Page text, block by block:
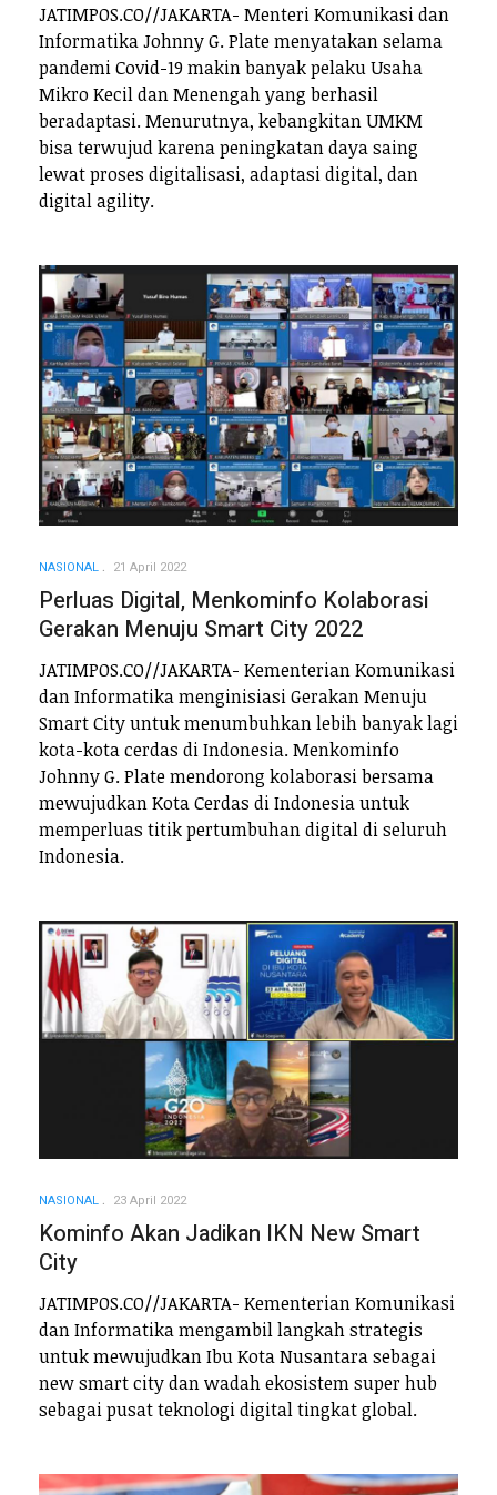
JATIMPOS.CO//JAKARTA- Menteri Komunikasi dan
Informatika Johnny G. Plate menyatakan selama
pandemi Covid-19 makin banyak pelaku Usaha
Mikro Kecil dan Menengah yang berhasil
beradaptasi. Menurutnya, kebangkitan UMKM
bisa terwujud karena peningkatan daya saing
lewat proses digitalisasi, adaptasi digital, dan
digital agility.
NASIONAL 21 April 2022
Perluas Digital, Menkominfo Kolaborasi
Gerakan Menuju Smart City 2022
JATIMPOS.CO//JAKARTA- Kementerian Komunikasi
dan Informatika menginisiasi Gerakan Menuju
Smart City untuk menumbuhkan lebih banyak lagi
kota-kota cerdas di Indonesia. Menkominfo
Johnny G. Plate mendorong kolaborasi bersama
mewujudkan Kota Cerdas di Indonesia untuk
memperluas titik pertumbuhan digital di seluruh
Indonesia.
NASIONAL 23 April 2022
Kominfo Akan Jadikan IKN New Smart
City
JATIMPOS.CO//JAKARTA- Kementerian Komunikasi
dan Informatika mengambil langkah strategis
untuk mewujudkan Ibu Kota Nusantara sebagai
new smart city dan wadah ekosistem super hub
sebagai pusat teknologi digital tingkat global.